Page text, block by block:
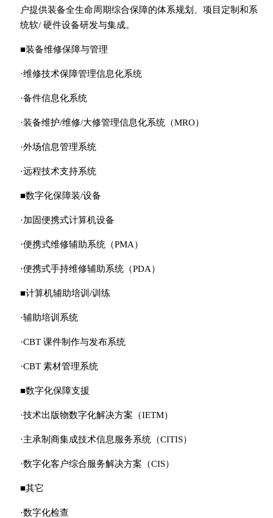
户提供装备全生命周期综合保障的体系规划、项目定制和系
统软/ 硬件设备研发与集成。
■装备维修保障与管理
·维修技术保障管理信息化系统
·备件信息化系统
·装备维护/维修/大修管理信息化系统（MRO）
·外场信息管理系统
·远程技术支持系统
■数字化保障装/设备
·加固便携式计算机设备
·便携式维修辅助系统（PMA）
·便携式手持维修辅助系统（PDA）
■计算机辅助培训/训练
·辅助培训系统
·CBT 课件制作与发布系统
·CBT 素材管理系统
■数字化保障支援
·技术出版物数字化解决方案（IETM）
·主承制商集成技术信息服务系统（CITIS）
·数字化客户综合服务解决方案（CIS）
■其它
·数字化检查